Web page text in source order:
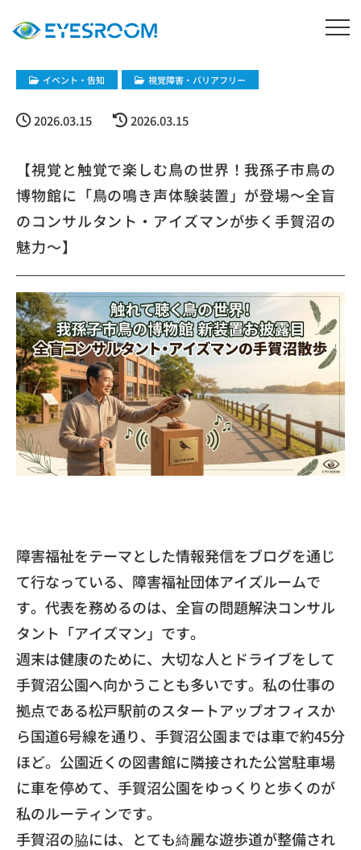
イベント・告知 視覚障害・バリアフリー
2026.03.15 2026.03.15
【視覚と触覚で楽しむ鳥の世界！我孫子市鳥の
博物館に「鳥の鳴き声体験装置」が登場〜全盲
のコンサルタント・アイズマンが歩く手賀沼の
魅力〜】
障害福祉をテーマとした情報発信をブログを通じ
て行なっている、 障害福祉団体アイズルームで
す。代表を務めるのは、 全盲の問題解決コンサル
タント「アイズマン」です。
​週末は健康のために、 大切な人とドライブをして
手賀沼公園へ向かうことも多いです。 私の仕事の
拠点である松戸駅前のスタートアップオフィスか
ら国道6号線を通り、手賀沼公園までは車で約45分
ほど。 公園近くの図書館に隣接された公営駐車場
に車を停めて、 手賀沼公園をゆっくりと歩くのが
私のルーティンです。
​手賀沼の脇には、とても綺麗な遊歩道が整備され